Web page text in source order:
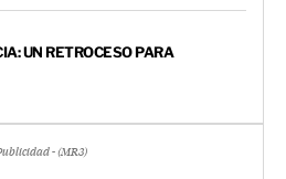
UN RETROCESO PARA
- (MR3)